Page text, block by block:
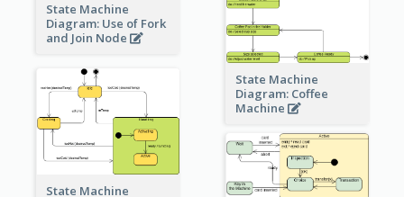
State Machine
Diagram: Use of Fork
and Join Node
State Machine
Diagram: Coffee
Machine
State Machine